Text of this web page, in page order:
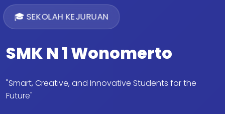
🎓 SEKOLAH KEJURUAN
SMK N 1 Wonomerto
"Smart, Creative, and Innovative Students for the
Future"